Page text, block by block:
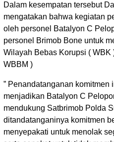
Dalam kesempatan tersebut
mengatakan bahwa kegiatan
oleh personel Batalyon C
personel Brimob Bone untuk
Wilayah Bebas Korupsi (
WBBM )
” Penandatanganan
menjadikan Batalyon C
mendukung Satbrimob Polda
ditandatanganinya komitmen
menyepakati untuk menolak